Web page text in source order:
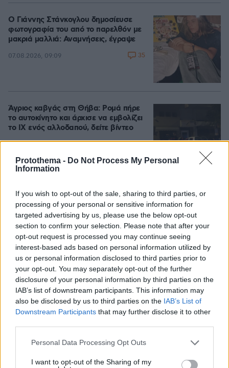
Protothema - Do Not Process My Personal
Information
If you wish to opt-out of the sale, sharing to third parties, or
processing of your personal or sensitive information for
targeted advertising by us, please use the below opt-out
section to confirm your selection. Please note that after your
opt-out request is processed you may continue seeing
interest-based ads based on personal information utilized by
us or personal information disclosed to third parties prior to
your opt-out. You may separately opt-out of the further
disclosure of your personal information by third parties on the
IAB’s list of downstream participants. This information may
also be disclosed by us to third parties on the IAB’s List of
Downstream Participants that may further disclose it to other
Please note that this website/app uses one or more Google
not limited to your visit or usage behaviour. You may click to
Personal Data Processing Opt Outs
I want to opt-out of the Sharing of my
Ο Γιάννης Στάνκογλου δημοσίευσε
φωτογραφία του από το παρελθόν με
μακριά μαλλιά: Αναμνήσεις, έγραψε
07.08.2026, 09:09 35
Άγριος καβγάς στη Θήβα: Ρομά πήρε
το αυτοκίνητο και άρχισε να εμβολίζει
το ΙΧ ενός αλλοδαπού, δείτε βίντεο
07.08.2026, 10:27 40
Η Ιουλία Καλλιμάνη θύμωσε με θεατή
που της πέταξε λουλούδια στην
Ηγουμενίτσα: Του τα επέστρεψε στο
κεφάλι και είπε «εσένα σ' αρέσει
αυτό...», δείτε βίντεο
07.08.2026, 06:39 99
Games